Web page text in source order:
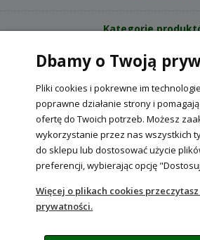
Kategorie
O nas
Internetowy sklep ogrodniczy z
NIP: 6090037061, REGON: 260240470 |
Włoszczowa
POKAŻ PEŁNĄ WERSJĘ
Sklep internetowy Shoper
Dbamy o Twoją
Pliki cookies i pokrewne im
poprawne działanie strony i
ofertę do Twoich potrzeb. Możesz
wykorzystanie przez nas wszystkich
do sklepu lub dostosować użycie
preferencji, wybierając opcję
Więcej o plikach cookies
prywatności.